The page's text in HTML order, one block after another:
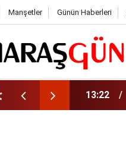
Manşetler Günün Haberleri
13:17